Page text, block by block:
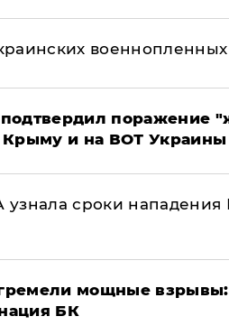
военнопленных
поражение
Крыму и на ВОТ Украины
узнала сроки
мощные
БК